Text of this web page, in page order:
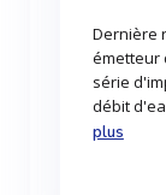
Dernière
émetteur
série
débit
plus